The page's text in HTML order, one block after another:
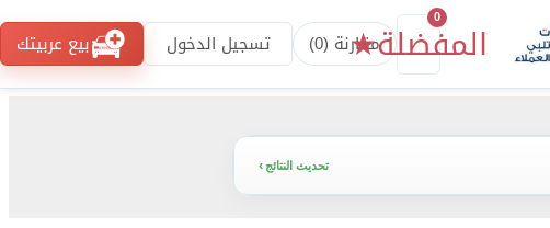
المفضلة
0
★
مقارنة (0
) تسجيل الدخول بيع عربيتك
تحديث النتائج